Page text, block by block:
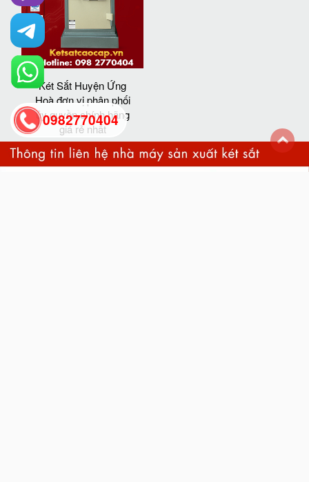
Két Sắt Huyện Ứng
Hoà đơn vị phân phối
ủy quyền chính hãng
giá rẻ nhất
0982770404
back